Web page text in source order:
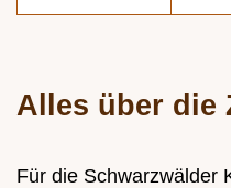
Alles über die
Für die Schwarzwälder